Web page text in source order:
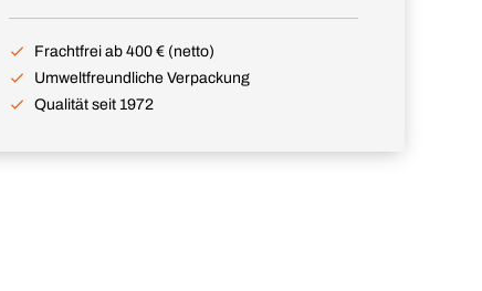
Frachtfrei ab 400 € (netto)
Umweltfreundliche Verpackung
Qualität seit 1972